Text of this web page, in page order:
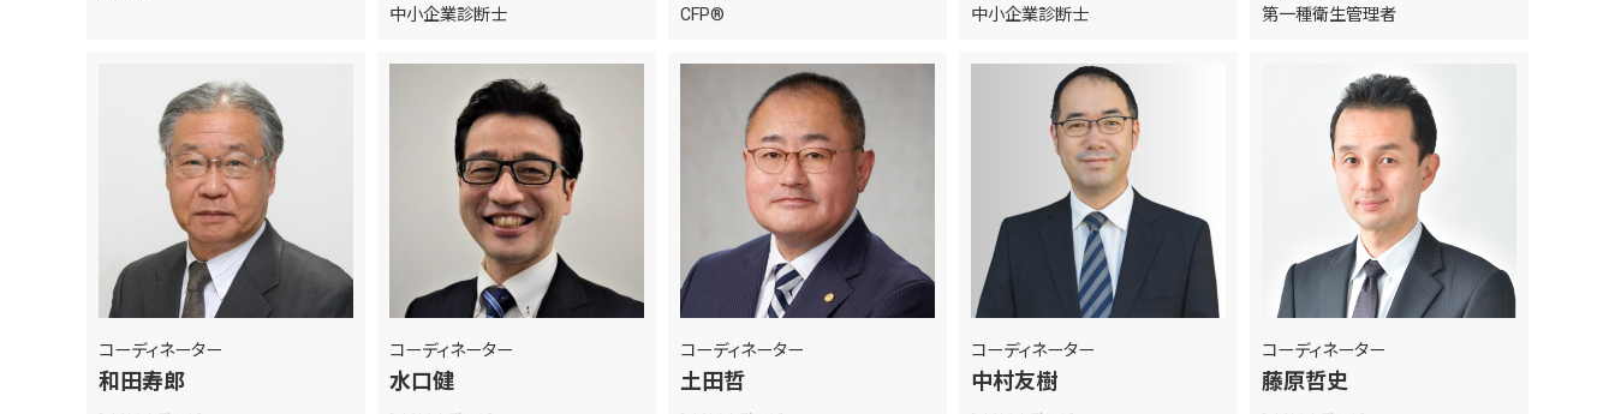
中小企業診断士
CFP®
中小企業診断士
第一種衛生管理者
コーディネーター
和田寿郎
コーディネーター
水口健
コーディネーター
土田哲
コーディネーター
中村友樹
コーディネーター
藤原哲史